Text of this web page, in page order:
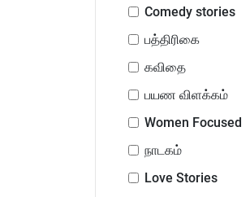
Comedy stories
பத்திரிகை
கவிதை
பயண விளக்கம்
Women Focused
நாடகம்
Love Stories